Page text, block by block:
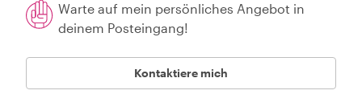
Warte auf mein persönliches Angebot in
deinem Posteingang!
Kontaktiere mich